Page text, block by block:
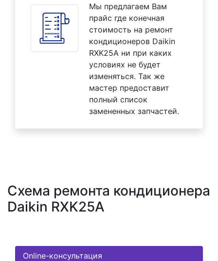
Мы предлагаем Вам
прайс где конечная
стоимость на ремонт
кондиционеров Daikin
RXK25A ни при каких
условиях не будет
изменяться. Так же
мастер предоставит
полный список
замененных запчастей.
Схема ремонта кондиционера
Daikin RXK25A
Online-консультация